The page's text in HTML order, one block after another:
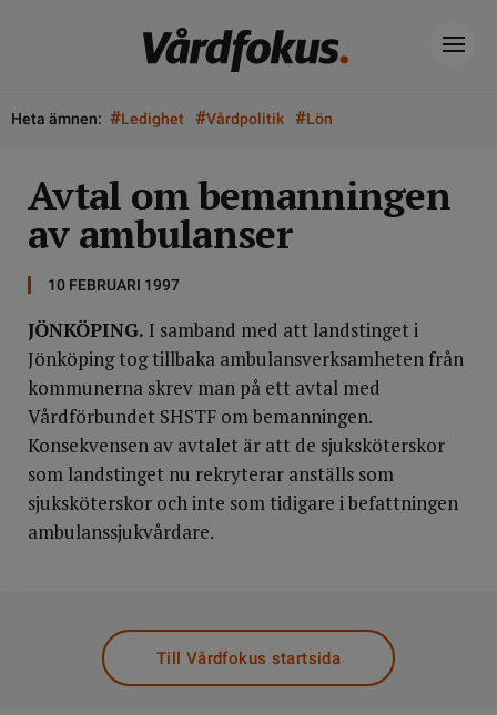
Heta ämnen: #Ledighet #Vårdpolitik #Lön
Avtal om bemanningen
av ambulanser
10 FEBRUARI 1997
JÖNKÖPING. I samband med att landstinget i
Jönköping tog tillbaka ambulansverksamheten från
kommunerna skrev man på ett avtal med
Vårdförbundet SHSTF om bemanningen.
Konsekvensen av avtalet är att de sjuksköterskor
som landstinget nu rekryterar anställs som
sjuksköterskor och inte som tidigare i befattningen
ambulanssjukvårdare.
Till Vårdfokus startsida